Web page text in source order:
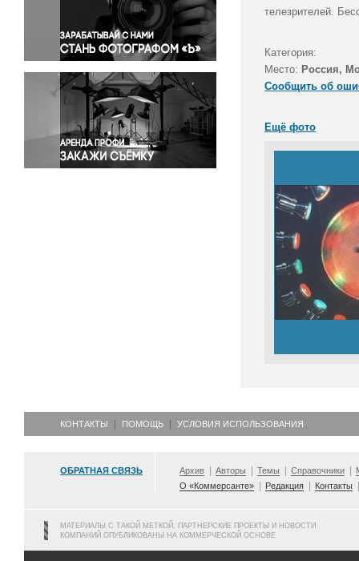
Правосудие
Происшествия и конфликты
Религия
Светская жизнь
Спорт
Экология
Экономика и бизнес
телезрителей.
Категория:
Место: Россия,
Сообщить об
Ещё фото
КОНТАКТЫ ПОМОЩЬ УСЛОВИЯ ИСПОЛЬЗОВАНИЯ
ОБРАТНАЯ СВЯЗЬ Архив Авторы Темы Справочники
О «Коммерсанте»
Редакция Контакты
МАТЕРИАЛЫ С ТАКОЙ МЕТКОЙ, ПАРТНЕРСКИЕ ПРОЕКТЫ И НОВОСТИ
КОМПАНИЙ ОПУБЛИКОВАНЫ НА КОММЕРЧЕСКОЙ ОСНОВЕ